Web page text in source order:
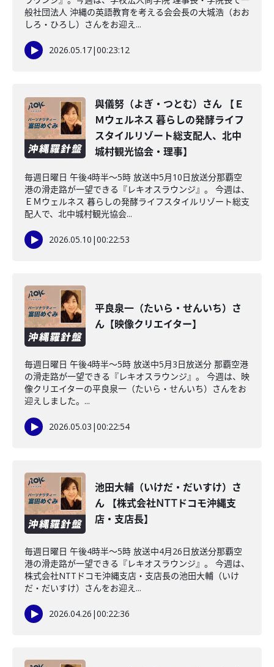
般社団法人 沖縄の英語教育を考える会会長の大城浩（おお
しろ・ひろし）さんをお迎え...
2026.05.17|00:23:12
與儀努（よぎ・つとむ）さん 【Ｅ
Ｍウェルネス 暮らしの発酵ライフ
スタイルリゾート総支配人、北中
城村観光協会・理事】
毎週日曜日 午後4時半～5時 放送中5月10日放送分那覇空
港の滑走路が一望できる『レキオスラウンジ』。 今週は、
ＥＭウェルネス 暮らしの発酵ライフスタイルリゾート総支
配人で、北中城村観光協会...
2026.05.10 |00:22:53
平良泉一（たいら・せんいち）さ
ん【映像クリエイター】
毎週日曜日 午後4時半～5時 放送中5月3日放送分 那覇空港
の滑走路が一望できる『レキオスラウンジ』。 今週は、映
像クリエイターの平良泉一（たいら・せんいち）さんをお
迎えしました。...
2026.05.03 |00:22:54
池田大輔（いけだ・だいすけ）さ
ん 【株式会社NTTドコモ沖縄支
店・支店長】
毎週日曜日 午後4時半～5時 放送中4月26日放送分那覇空
港の滑走路が一望できる『レキオスラウンジ』。 今週は、
株式会社NTTドコモ沖縄支店・支店長の池田大輔（いけ
だ・だいすけ）さんをお迎え...
2026.04.26 |00:22:36